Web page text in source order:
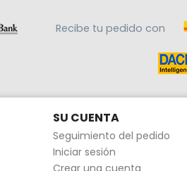
Recibe tu pedido con
SU CUENTA
Seguimiento del pedido
Iniciar sesión